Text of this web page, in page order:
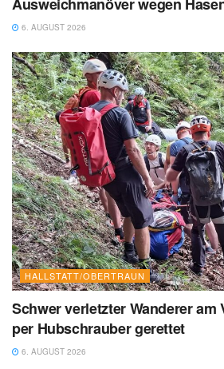
6. AUGUST 2026
HALLSTATT/OBERTRAUN
Schwer verletzter Wanderer am
per Hubschrauber gerettet
6. AUGUST 2026